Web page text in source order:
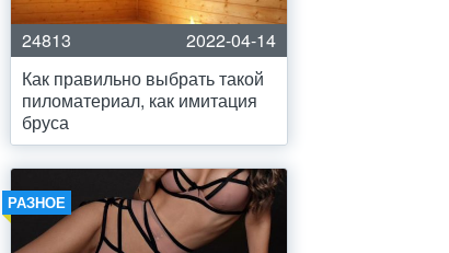
24813
2022-04-14
Как правильно выбрать такой
пиломатериал, как имитация
бруса
РАЗНОЕ